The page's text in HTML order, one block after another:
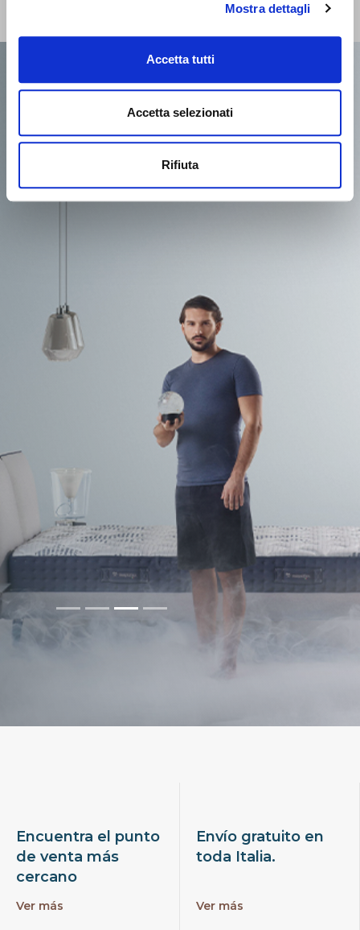
Mostra dettagli
Accetta tutti
Accetta selezionati
Rifiuta
Encuentra el punto
de venta más
cercano
Ver más
Envío gratuito en
toda Italia.
Ver más